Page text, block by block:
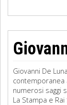
Giovanni De
contemporanea
numerosi saggi
La Stampa e